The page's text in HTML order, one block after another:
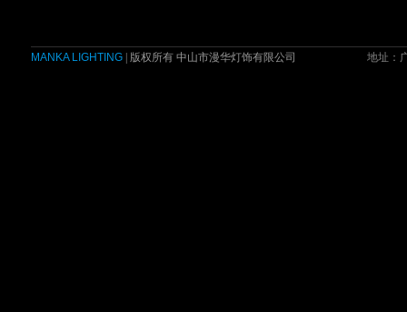
MANKA LIGHTING| 版权所有 中山市漫华灯饰有限公司 地址：